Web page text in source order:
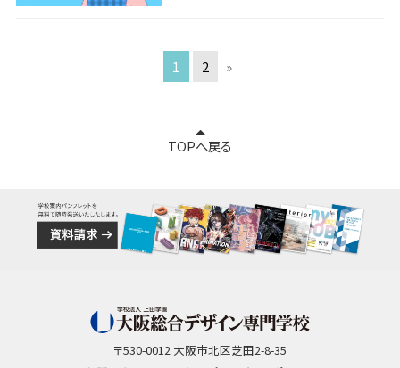
1 2 »
TOPへ戻る
〒530-0012 大阪市北区芝田2-8-35